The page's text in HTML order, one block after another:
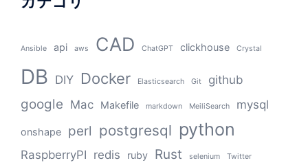
Ansible api aws CAD ChatGPT clickhouse Crystal
DB DIY Docker Elasticsearch Git github
google Mac Makefile markdown MeiliSearch mysql
onshape perl postgresql python
RaspberryPI redis ruby Rust selenium Twitter